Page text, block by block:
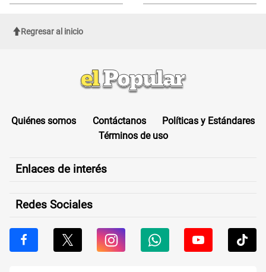
tratamiento
Regresar al inicio
Quiénes somos Contáctanos
Políticas y Estándares
Términos de uso
Enlaces de interés
Redes Sociales